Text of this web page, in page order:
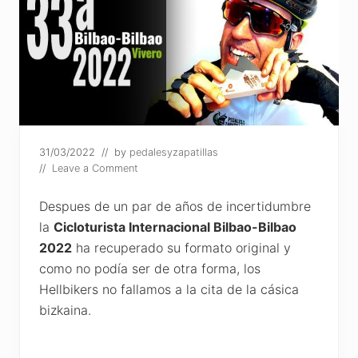
31/03/2022 // by pedalesyzapatillas
// Leave a Comment
Despues de un par de años de incertidumbre
la Cicloturista Internacional Bilbao-Bilbao
2022 ha recuperado su formato original y
como no podía ser de otra forma, los
Hellbikers no fallamos a la cita de la cásica
bizkaina.